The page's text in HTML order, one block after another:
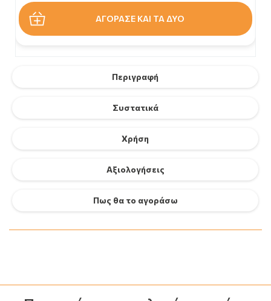
Περιγραφή
Συστατικά
Χρήση
Αξιολογήσεις
Πως θα το αγοράσω
ΑΓΟΡΑΣΕ ΚΑΙ ΤΑ ΔΥΟ